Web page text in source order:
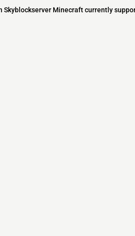
Skyblockserver Minecraft currently